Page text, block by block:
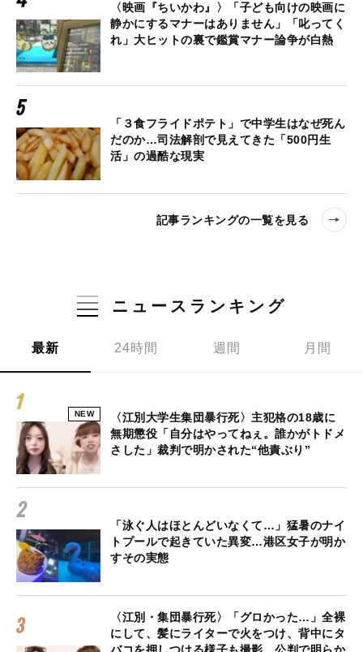
〈映画『ちいかわ』〉「子ども向けの映画に
静かにするマナーはありません」「叱ってく
れ」大ヒットの裏で鑑賞マナー論争が白熱
「３食フライドポテト」で中学生はなぜ死ん
だのか…司法解剖で見えてきた「500円生
活」の過酷な現実
記事ランキングの一覧を見る
ニュースランキング
最新 24時間 週間 月間
NEW
〈江別大学生集団暴行死〉主犯格の18歳に
無期懲役「自分はやってねぇ。誰かがトドメ
さした」裁判で明かされた“他責ぶり”
「泳ぐ人はほとんどいなくて…」猛暑のナイ
トプールで起きていた異変…港区女子が明か
すその実態
〈江別・集団暴行死〉「グロかった…」全裸
にして、髪にライターで火をつけ、背中にタ